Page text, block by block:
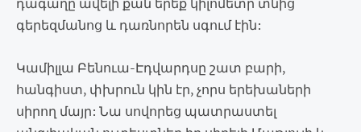
դագաղը ավելի քան երեք կիլոմետր տնից
գերեզմանոց և դառնորեն սգում էին:
Կամիլլա Բենուա-Էդվարդսը շատ բարի,
հանգիստ, փխրուն կին էր, չորս երեխաների
սիրող մայր: Նա սովորեց պատրաստել